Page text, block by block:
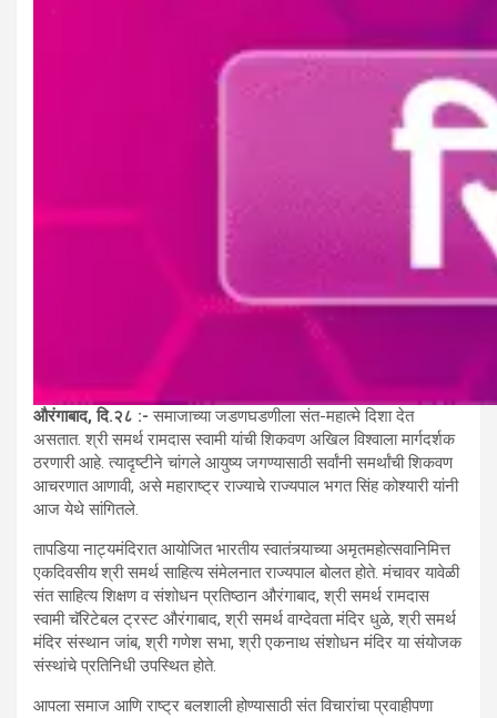
औरंगाबाद, दि.२८ :- समाजाच्या जडणघडणीला संत-महात्मे दिशा देत
असतात. श्री समर्थ रामदास स्वामी यांची शिकवण अखिल विश्वाला मार्गदर्शक
ठरणारी आहे. त्यादृष्टीने चांगले आयुष्य जगण्यासाठी सर्वांनी समर्थांची शिकवण
आचरणात आणावी, असे महाराष्ट्र राज्याचे राज्यपाल भगत सिंह कोश्यारी यांनी
आज येथे सांगितले.
तापडिया नाट्यमंदिरात आयोजित भारतीय स्वातंत्र्याच्या अमृतमहोत्सवानिमित्त
एकदिवसीय श्री समर्थ साहित्य संमेलनात राज्यपाल बोलत होते. मंचावर यावेळी
संत साहित्य शिक्षण व संशोधन प्रतिष्ठान औरंगाबाद, श्री समर्थ रामदास
स्वामी चॅरिटेबल ट्रस्ट औरंगाबाद, श्री समर्थ वाग्देवता मंदिर धुळे, श्री समर्थ
मंदिर संस्थान जांब, श्री गणेश सभा, श्री एकनाथ संशोधन मंदिर या संयोजक
संस्थांचे प्रतिनिधी उपस्थित होते.
आपला समाज आणि राष्ट्र बलशाली होण्यासाठी संत विचारांचा प्रवाहीपणा